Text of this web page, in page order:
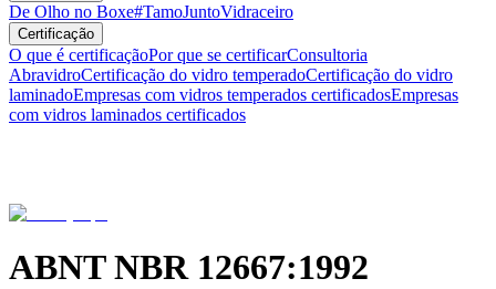
De Olho no Boxe#TamoJuntoVidraceiro
Certificação
O que é certificaçãoPor que se certificarConsultoria
AbravidroCertificação do vidro temperadoCertificação do vidro
laminadoEmpresas com vidros temperados certificadosEmpresas
com vidros laminados certificados
ABNT NBR 12667:1992